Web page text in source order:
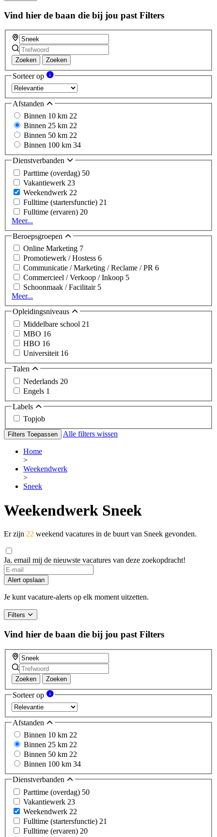
Vind hier de baan die bij jou past Filters
Zoeken Zoeken
Sorteer op
Afstanden
Binnen 10 km 22
Binnen 25 km 22
Binnen 50 km 22
Binnen 100 km 34
Dienstverbanden
Parttime (overdag) 50
Vakantiewerk 23
Weekendwerk 22
Fulltime (startersfunctie) 21
Fulltime (ervaren) 20
Meer...
Beroepsgroepen
Online Marketing 7
Promotiewerk / Hostess 6
Communicatie / Marketing / Reclame / PR 6
Commercieel / Verkoop / Inkoop 5
Schoonmaak / Facilitair 5
Meer...
Opleidingsniveaus
Middelbare school 21
MBO 16
HBO 16
Universiteit 16
Talen
Nederlands 20
Engels 1
Labels
Topjob
Filters Toepassen Alle filters wissen
Home
>
Weekendwerk
>
Sneek
Weekendwerk Sneek
Er zijn 22 weekend vacatures in de buurt van Sneek gevonden.
Ja, email mij de nieuwste vacatures van deze zoekopdracht!
Alert opslaan
Je kunt vacature-alerts op elk moment uitzetten.
Filters
Vind hier de baan die bij jou past Filters
Zoeken Zoeken
Sorteer op
Afstanden
Binnen 10 km 22
Binnen 25 km 22
Binnen 50 km 22
Binnen 100 km 34
Dienstverbanden
Parttime (overdag) 50
Vakantiewerk 23
Weekendwerk 22
Fulltime (startersfunctie) 21
Fulltime (ervaren) 20